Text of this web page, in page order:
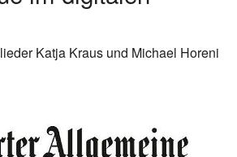
Katja Kraus und Michael Horeni